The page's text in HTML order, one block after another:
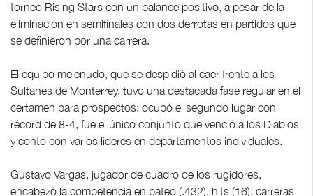
torneo Rising Stars con un balance positivo, a pesar de la
eliminación en semifinales con dos derrotas en partidos que
se definieron por una carrera.
El equipo melenudo, que se despidió al caer frente a los
Sultanes de Monterrey, tuvo una destacada fase regular en el
certamen para prospectos: ocupó el segundo lugar con
récord de 8-4, fue el único conjunto que venció a los Diablos
y contó con varios líderes en departamentos individuales.
Gustavo Vargas, jugador de cuadro de los rugidores,
encabezó la competencia en bateo (.432), hits (16), carreras